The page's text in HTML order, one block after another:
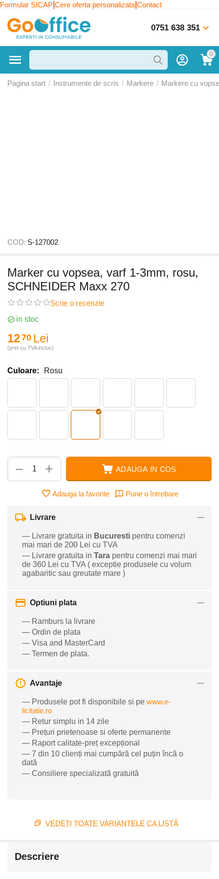
Formular SICAP Cere oferta personalizata Contact
0751 638 351
0
Pagina start / Instrumente de scris / Markere / Markere cu
COD: S-127002
Marker cu vopsea, varf 1-3mm, rosu,
SCHNEIDER Maxx 270
Scrie o recenzie
in stoc
1270 Lei
(pret cu TVA inclus)
Culoare: Rosu
+
− ADAUGA IN COS
Adauga la favorite Pune o întrebare
Livrare
— Livrare gratuita in Bucuresti pentru comenzi
mai mari de 200 Lei cu TVA
— Livrare gratuita in Tara pentru comenzi mai mari
de 360 Lei cu TVA ( exceptie produsele cu volum
agabaritic sau greutate mare )
Optiuni plata
— Ramburs la livrare
— Ordin de plata
— Visa and MasterCard
— Termen de plata.
Avantaje
— Produsele pot fi disponibile si pe www.e-
licitatie.ro
— Retur simplu in 14 zile
— Prețuri prietenoase si oferte permanente
— Raport calitate-preț excepțional
— 7 din 10 clienți mai cumpără cel puțin încă o
dată
— Consiliere specializată gratuită
VEDEȚI TOATE VARIANTELE CA LISTĂ
Descriere